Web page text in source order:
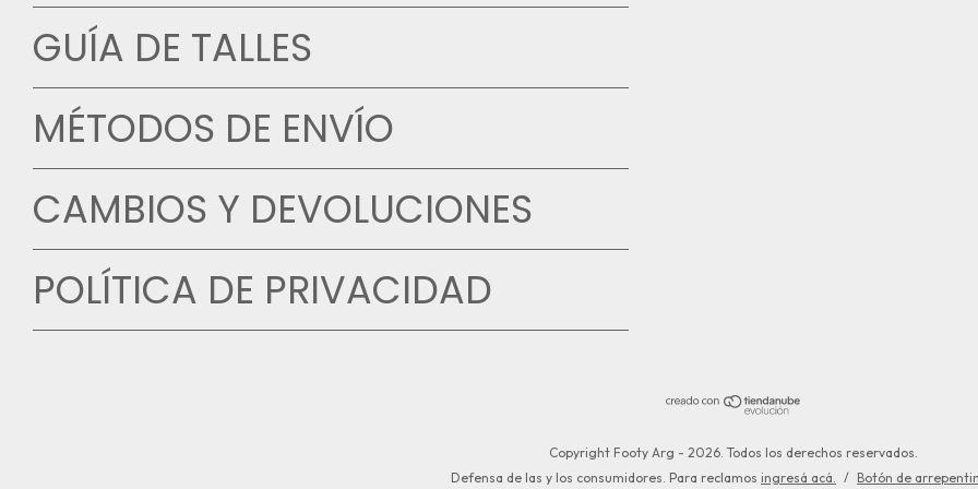
GUÍA DE TALLES
MÉTODOS DE ENVÍO
CAMBIOS Y DEVOLUCIONES
POLÍTICA DE PRIVACIDAD
Copyright Footy Arg - 2026. Todos los derechos reservados.
Defensa de las y los consumidores. Para reclamos ingresá acá. / Botón de